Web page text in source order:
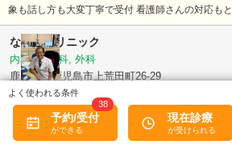
象も話し方も大変丁寧で受付 看護師さんの対応も
なかのクリニック
内科, 胃腸科, 外科
鹿児島県鹿児島市上荒田町26-29
口コミ: 3件 5
ネットの評判を見て、胃カメラ検査に行きました
予約/受付
38
現在診療